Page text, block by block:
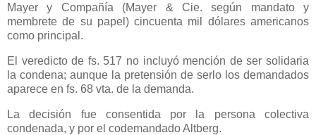
Mayer y Compañía (Mayer & Cie. según mandato y
membrete de su papel) cincuenta mil dólares americanos
como principal.
El veredicto de fs. 517 no incluyó mención de ser solidaria
la condena; aunque la pretensión de serlo los demandados
aparece en fs. 68 vta. de la demanda.
La decisión fue consentida por la persona colectiva
condenada, y por el codemandado Altberg.